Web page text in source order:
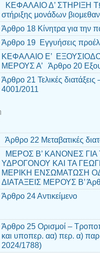
ΚΕΦΑΛΑΙΟ Δ’ ΣΤΗΡΙΞΗ
στήριξης μονάδων
Άρθρο 18 Κίνητρα για την
Άρθρο 19 Εγγυήσεις
ΚΕΦΑΛΑΙΟ Ε’
ΜΕΡΟΥΣ Α’ Άρθρο 20
Άρθρο 21 Τελικές
4001/2011
Άρθρο 22 Μεταβατικές
ΜΕΡΟΣ Β’ ΚΑΝΟΝΕΣ
ΥΔΡΟΓΟΝΟΥ ΚΑΙ ΤΑ
ΜΕΡΙΚΗ ΕΝΣΩΜΑΤΩΣΗ
ΔΙΑΤΑΞΕΙΣ ΜΕΡΟΥΣ Β’
Άρθρο 24 Αντικείμενο
Άρθρο 25 Ορισμοί –
και υποπερ. αα) περ. α)
2024/1788)